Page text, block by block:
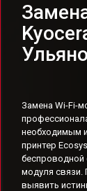
Замена Wi-Fi-
необходимым
принтер
беспроводной
модуля связи.
выявить